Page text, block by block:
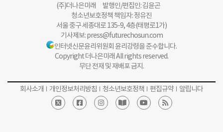
(주)더나은미래 발행인/편집인: 김윤곤
청소년보호정책 책임자: 정유진
서울 중구 세종대로 135-9, 4층(태평로1가)
기사제보:press@futurechosun.com
인터넷신문윤리위원회 윤리강령을 준수합니다.
Copyright 더나은미래 All rights reserved.
무단 전재 및 재배포 금지.
회사소개 개인정보처리방침 청소년보호정책 편집규약 알립니다